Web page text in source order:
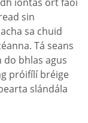
sin
sa chuid
Tá seans
bhlas agus
próifílí bréige
slándála